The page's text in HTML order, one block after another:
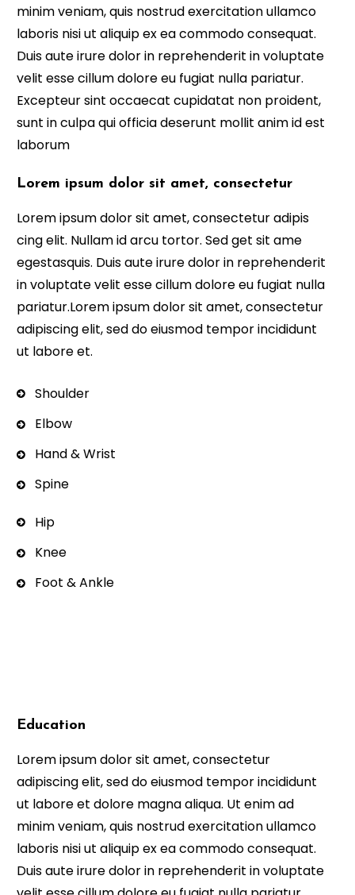
minim veniam, quis nostrud exercitation ullamco
laboris nisi ut aliquip ex ea commodo consequat.
Duis aute irure dolor in reprehenderit in voluptate
velit esse cillum dolore eu fugiat nulla pariatur.
Excepteur sint occaecat cupidatat non proident,
sunt in culpa qui officia deserunt mollit anim id est
laborum
Lorem ipsum dolor sit amet, consectetur
Lorem ipsum dolor sit amet, consectetur adipis
cing elit. Nullam id arcu tortor. Sed get sit ame
egestasquis. Duis aute irure dolor in reprehenderit
in voluptate velit esse cillum dolore eu fugiat nulla
pariatur.Lorem ipsum dolor sit amet, consectetur
adipiscing elit, sed do eiusmod tempor incididunt
ut labore et.
Shoulder
Elbow
Hand & Wrist
Spine
Hip
Knee
Foot & Ankle
Education
Lorem ipsum dolor sit amet, consectetur
adipiscing elit, sed do eiusmod tempor incididunt
ut labore et dolore magna aliqua. Ut enim ad
minim veniam, quis nostrud exercitation ullamco
laboris nisi ut aliquip ex ea commodo consequat.
Duis aute irure dolor in reprehenderit in voluptate